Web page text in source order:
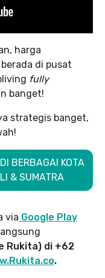
harga
di pusat
fully
banget!
strategis banget,
BERBAGAI KOTA
& SUMATRA
via Google Play
Rukita) di +62
.